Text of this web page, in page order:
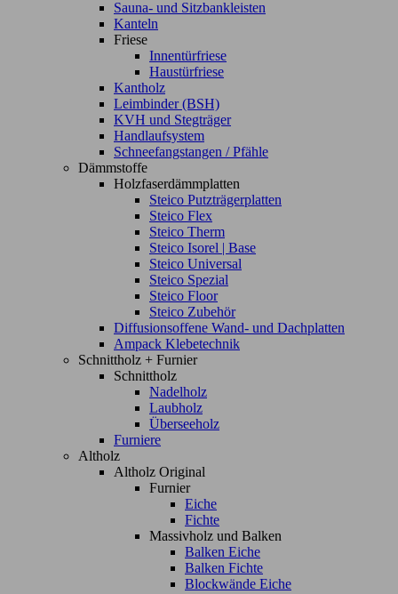
Sauna- und Sitzbankleisten
Kanteln
Friese
Innentürfriese
Haustürfriese
Kantholz
Leimbinder (BSH)
KVH und Stegträger
Handlaufsystem
Schneefangstangen / Pfähle
Dämmstoffe
Holzfaserdämmplatten
Steico Putzträgerplatten
Steico Flex
Steico Therm
Steico Isorel | Base
Steico Universal
Steico Spezial
Steico Floor
Steico Zubehör
Diffusionsoffene Wand- und Dachplatten
Ampack Klebetechnik
Schnittholz + Furnier
Schnittholz
Nadelholz
Laubholz
Überseeholz
Furniere
Altholz
Altholz Original
Furnier
Eiche
Fichte
Massivholz und Balken
Balken Eiche
Balken Fichte
Blockwände Eiche